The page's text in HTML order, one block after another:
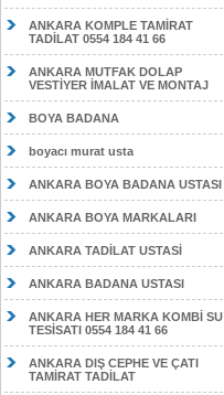
ANKARA KOMPLE TAMİRAT
TADİLAT 0554 184 41 66
ANKARA MUTFAK DOLAP
VESTİYER İMALAT VE MONTAJ
BOYA BADANA
boyacı murat usta
ANKARA BOYA BADANA USTASI
ANKARA BOYA MARKALARI
ANKARA TADİLAT USTASİ
ANKARA BADANA USTASI
ANKARA HER MARKA KOMBİ SU
TESİSATI 0554 184 41 66
ANKARA DIŞ CEPHE VE ÇATI
TAMİRAT TADİLAT